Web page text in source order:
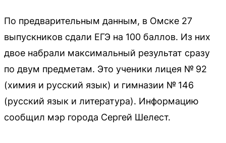
По предварительным данным, в Омске 27
выпускников сдали ЕГЭ на 100 баллов. Из них
двое набрали максимальный результат сразу
по двум предметам. Это ученики лицея № 92
(химия и русский язык) и гимназии № 146
(русский язык и литература). Информацию
сообщил мэр города Сергей Шелест.